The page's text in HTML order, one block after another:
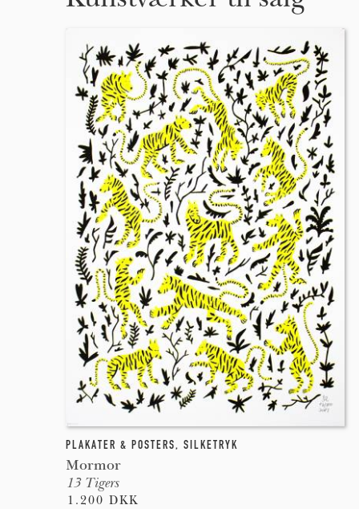
PLAKATER & POSTERS, SILKETRYK
Mormor
13 Tigers
1.200 DKK